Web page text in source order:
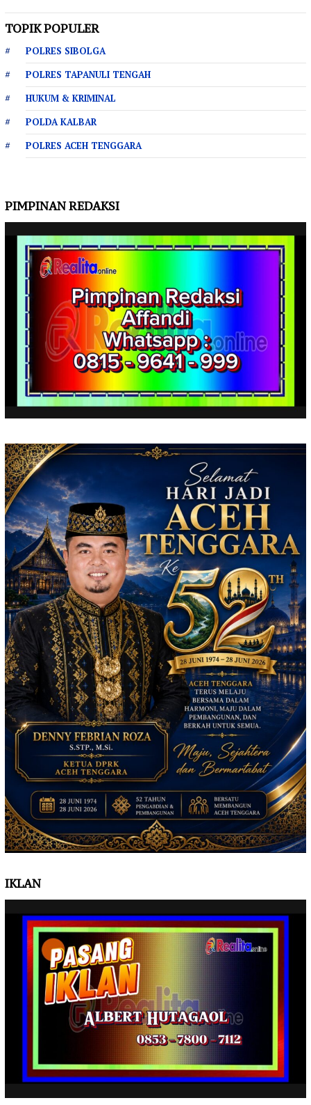
TOPIK POPULER
POLRES SIBOLGA
POLRES TAPANULI TENGAH
HUKUM & KRIMINAL
POLDA KALBAR
POLRES ACEH TENGGARA
PIMPINAN REDAKSI
IKLAN